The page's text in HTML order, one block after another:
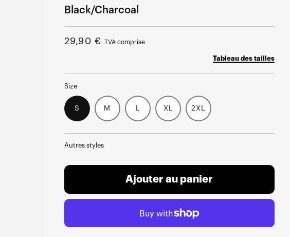
Black/Charcoal
Prix
29,90 € TVA comprise
Tableau des tailles
Size
S M L XL 2XL
Autres styles
Ajouter au panier